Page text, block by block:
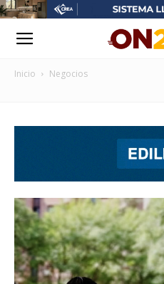
Inicio Negocios